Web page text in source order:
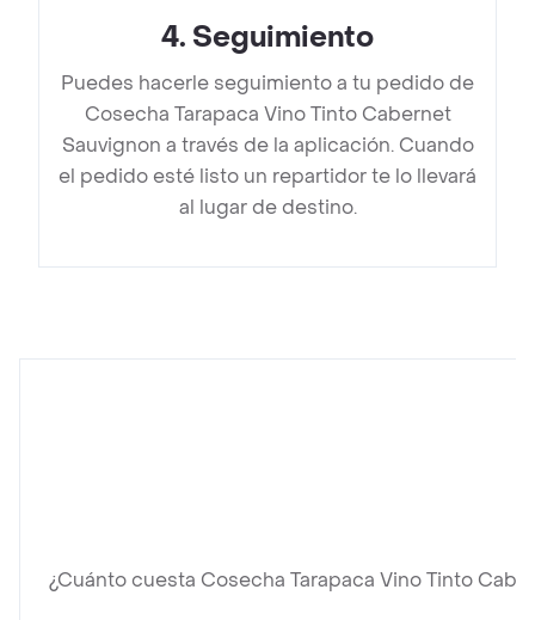
4. Seguimiento
Puedes hacerle seguimiento a tu pedido de
Cosecha Tarapaca Vino Tinto Cabernet
Sauvignon a través de la aplicación. Cuando
el pedido esté listo un repartidor te lo llevará
al lugar de destino.
¿Cuánto cuesta Cosecha Tarapaca Vino Tinto